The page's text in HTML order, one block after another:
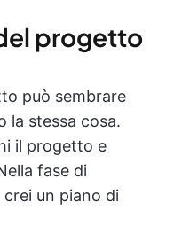
progetto
può sembrare
la stessa cosa.
il progetto e
fase di
un piano di